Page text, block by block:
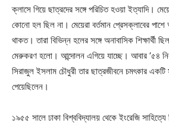
ক্লাসে গিয়ে ছাত্রদের সঙ্গে পরিচিত হওয়া ইত্যাদি।
কোনো হল ছিল না। মেয়েরা বর্তমান প্রেসক্লাবের পাশে
থাকত। তারা বিভিন্ন হলের সঙ্গে অনাবাসিক শিক্ষার্থী
মেরুকরণ হলো। আন্দোলন এগিয়ে যাচ্ছে। আবার ’৫৪
সিরাজুল ইসলাম চৌধুরী তার ছাত্রজীবনে চমৎকার
পেয়েছিলেন।
১৯৫৫ সালে ঢাকা বিশ্ববিদ্যালয় থেকে ইংরেজি